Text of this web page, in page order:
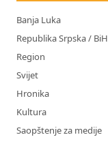
Banja Luka
Republika Srpska / BiH
Region
Svijet
Hronika
Kultura
Saopštenje za medije